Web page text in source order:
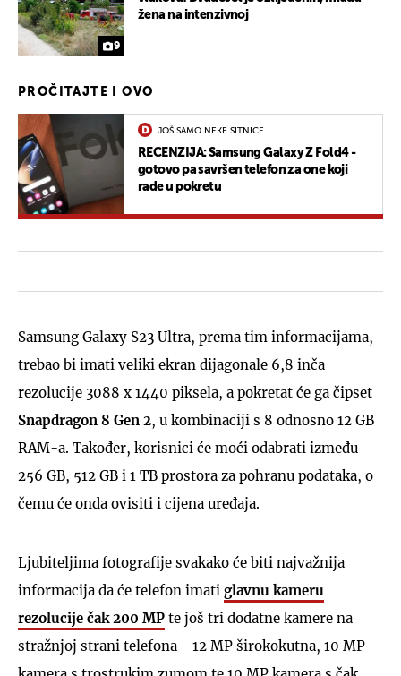
9
žena na intenzivnoj
PROČITAJTE I OVO
JOŠ SAMO NEKE SITNICE
RECENZIJA: Samsung Galaxy Z Fold4 -
gotovo pa savršen telefon za one koji
rade u pokretu
Samsung Galaxy S23 Ultra, prema tim informacijama,
trebao bi imati veliki ekran dijagonale 6,8 inča
rezolucije 3088 x 1440 piksela, a pokretat će ga čipset
Snapdragon 8 Gen 2, u kombinaciji s 8 odnosno 12 GB
RAM-a. Također, korisnici će moći odabrati između
256 GB, 512 GB i 1 TB prostora za pohranu podataka, o
čemu će onda ovisiti i cijena uređaja.
Ljubiteljima fotografije svakako će biti najvažnija
informacija da će telefon imati glavnu kameru
rezolucije čak 200 MP te još tri dodatne kamere na
stražnjoj strani telefona - 12 MP širokokutna, 10 MP